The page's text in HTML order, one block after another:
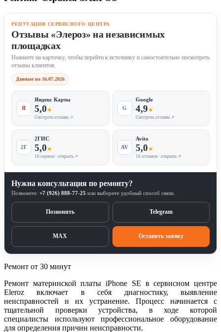
РЕПУТАЦИЯ СЕРВИСНОГО ЦЕНТРА
Отзывы «Элероз» на независимых
площадках
Нажмите на карточку, чтобы перейти к источнику и самостоятельно посмотреть
отзывы клиентов.
Данные на 16.07.2026
Я
Яндекс Карты
5,0★
Смотреть отзывы ↗
G
Google
4,9★
Смотреть отзывы ↗
2Г
2ГИС
5,0★
16 оценок · открыть ↗
AV
Avito
5,0★
16 отзывов · открыть ↗
Нужна консультация по ремонту?
Позвоните: +7 (926) 888-77-25 или выберите удобный способ связи.
Позвонить Telegram
MAX Оставить заявку
Ремонт от 30 минут
Ремонт материнской платы iPhone SE в сервисном центре
Eleroz включает в себя диагностику, выявление
неисправностей и их устранение. Процесс начинается с
тщательной проверки устройства, в ходе которой
специалисты используют профессиональное оборудование
для определения причин неисправности.